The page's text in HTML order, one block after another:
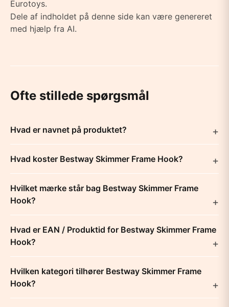
Eurotoys.
Dele af indholdet på denne side kan være genereret
med hjælp fra AI.
Ofte stillede spørgsmål
Hvad er navnet på produktet?
Hvad koster Bestway Skimmer Frame Hook?
Hvilket mærke står bag Bestway Skimmer Frame
Hook?
Hvad er EAN / Produktid for Bestway Skimmer Frame
Hook?
Hvilken kategori tilhører Bestway Skimmer Frame
Hook?